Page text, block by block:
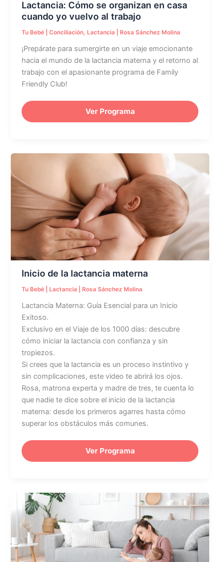
Lactancia: Cómo se organizan en casa
cuando yo vuelvo al trabajo
Tu Bebé |Conciliación Lactancia Rosa Sánchez Molina
¡Prepárate para sumergirte en un viaje emocionante
hacia el mundo de la lactancia materna y el retorno al
trabajo con el apasionante programa de Family
Friendly Club!
trabajo
Ver Programa
Inicio de la lactancia materna
Tu Bebé Lactancia Rosa Sánchez Molina
Lactancia Materna: Guía Esencial para un Inicio
Exitoso.
Exclusivo en el Viaje de los 1000 días: descubre
cómo iniciar la lactancia con confianza y sin
tropiezos.
Si crees que la lactancia es un proceso instintivo y
sin complicaciones, este video te abrirá los ojos.
Rosa, matrona experta y madre de tres, te cuenta lo
que nadie te dice sobre el inicio de la lactancia
materna: desde los primeros agarres hasta cómo
superar los obstáculos más comunes.
lactancia
materna
Ver Programa
Lactancia
incorporación
al
trabajo